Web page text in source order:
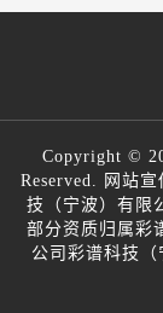
Copyright ©
Reserved. 网站
技（宁波）有限
部分资质归属彩
公司彩谱科技